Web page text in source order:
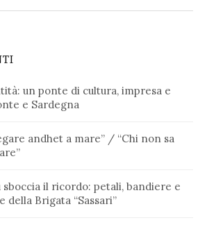
un ponte di cultura, impresa e
e Sardegna
andhet a mare” / “Chi non sa
sboccia il ricordo: petali, bandiere e
Brigata “Sassari”